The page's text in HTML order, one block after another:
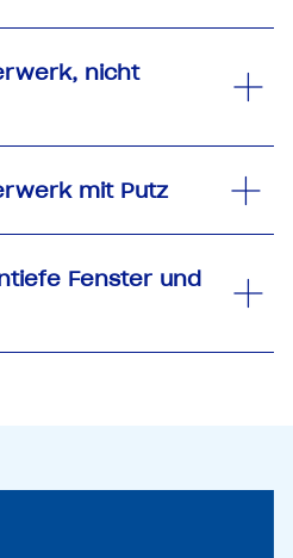
nicht
mit Putz
Fenster und